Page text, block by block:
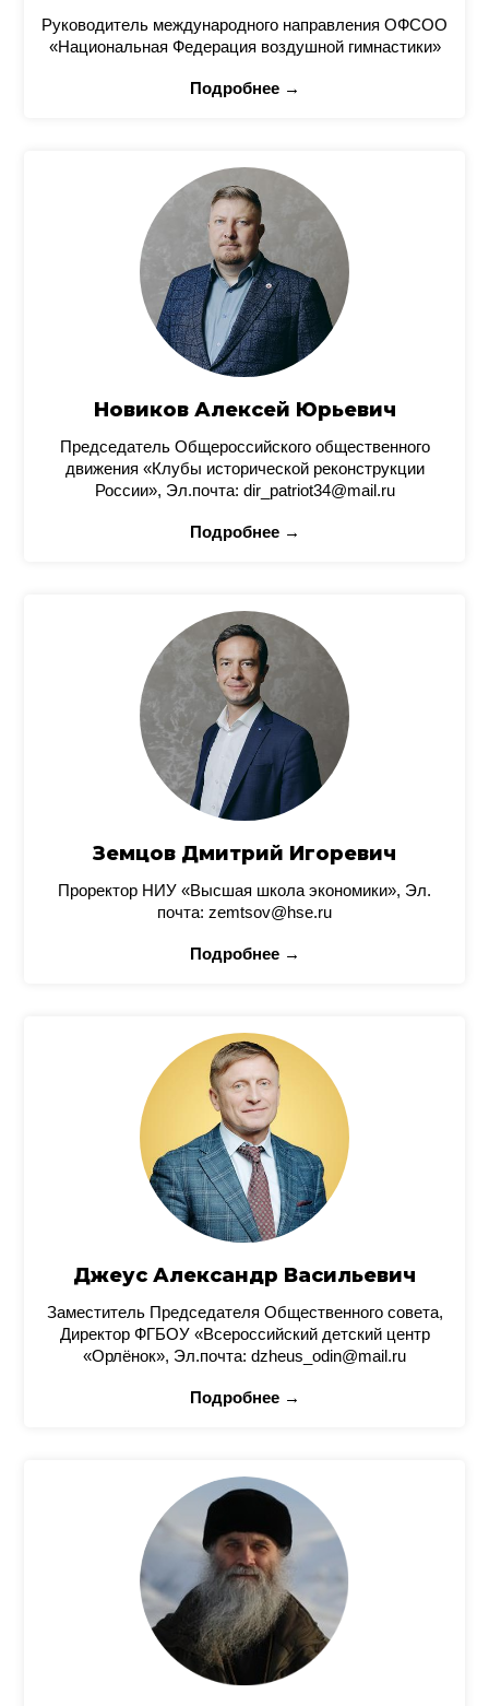
Руководитель международного направления ОФСОО
«Национальная Федерация воздушной гимнастики»
Подробнее →
Новиков Алексей Юрьевич
Председатель Общероссийского общественного
движения «Клубы исторической реконструкции
России», Эл.почта: dir_patriot34@mail.ru
Подробнее →
Земцов Дмитрий Игоревич
Проректор НИУ «Высшая школа экономики», Эл.
почта: zemtsov@hse.ru
Подробнее →
Джеус Александр Васильевич
Заместитель Председателя Общественного совета,
Директор ФГБОУ «Всероссийский детский центр
«Орлёнок», Эл.почта: dzheus_odin@mail.ru
Подробнее →